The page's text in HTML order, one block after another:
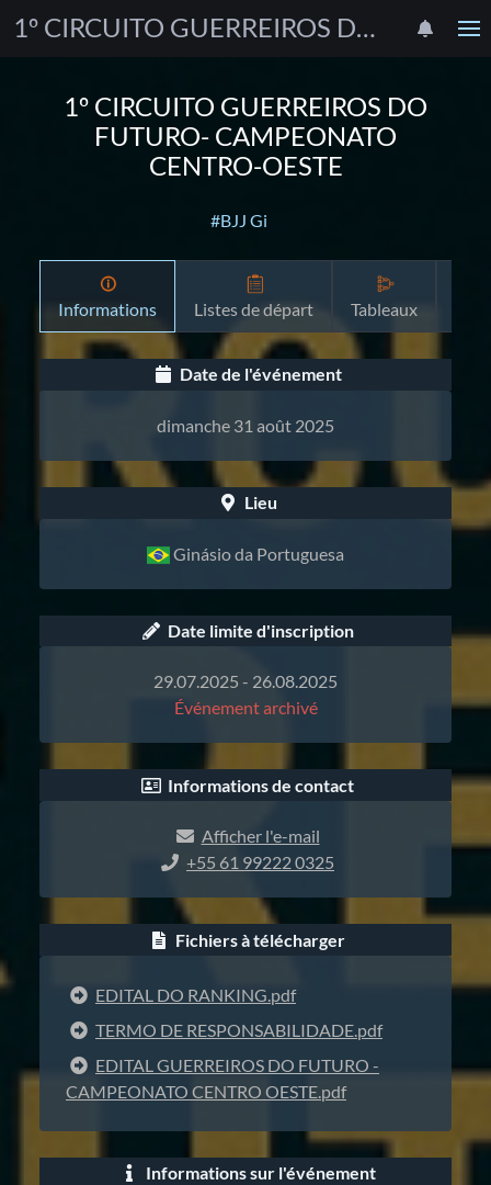
1º CIRCUITO GUERREIROS DO FUTURO- CAMPEONATO CENTRO-OESTE
1º CIRCUITO GUERREIROS DO
FUTURO- CAMPEONATO
CENTRO-OESTE
#BJJ Gi
Informations Listes de départ Tableaux
Date de l'événement
dimanche 31 août 2025
Lieu
Ginásio da Portuguesa
Date limite d'inscription
29.07.2025 - 26.08.2025
Événement archivé
Informations de contact
Afficher l'e-mail
+55 61 99222 0325
Fichiers à télécharger
EDITAL DO RANKING.pdf
TERMO DE RESPONSABILIDADE.pdf
EDITAL GUERREIROS DO FUTURO -
CAMPEONATO CENTRO OESTE.pdf
Informations sur l'événement